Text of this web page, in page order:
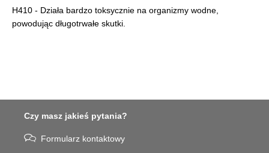
H410 - Działa bardzo toksycznie na organizmy wodne,
powodując długotrwałe skutki.
Czy masz jakieś pytania?
Formularz kontaktowy